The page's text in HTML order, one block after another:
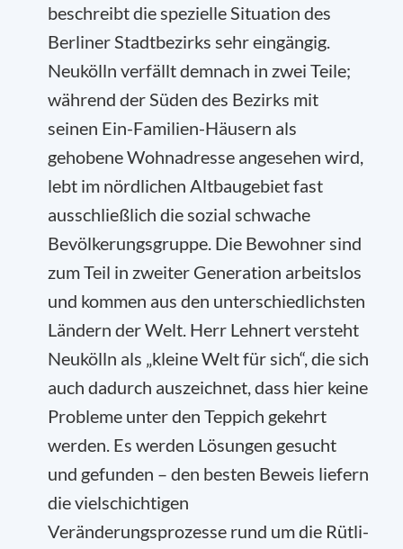
beschreibt die spezielle Situation des
Berliner Stadtbezirks sehr eingängig.
Neukölln verfällt demnach in zwei Teile;
während der Süden des Bezirks mit
seinen Ein-Familien-Häusern als
gehobene Wohnadresse angesehen wird,
lebt im nördlichen Altbaugebiet fast
ausschließlich die sozial schwache
Bevölkerungsgruppe. Die Bewohner sind
zum Teil in zweiter Generation arbeitslos
und kommen aus den unterschiedlichsten
Ländern der Welt. Herr Lehnert versteht
Neukölln als „kleine Welt für sich“, die sich
auch dadurch auszeichnet, dass hier keine
Probleme unter den Teppich gekehrt
werden. Es werden Lösungen gesucht
und gefunden – den besten Beweis liefern
die vielschichtigen
Veränderungsprozesse rund um die Rütli-